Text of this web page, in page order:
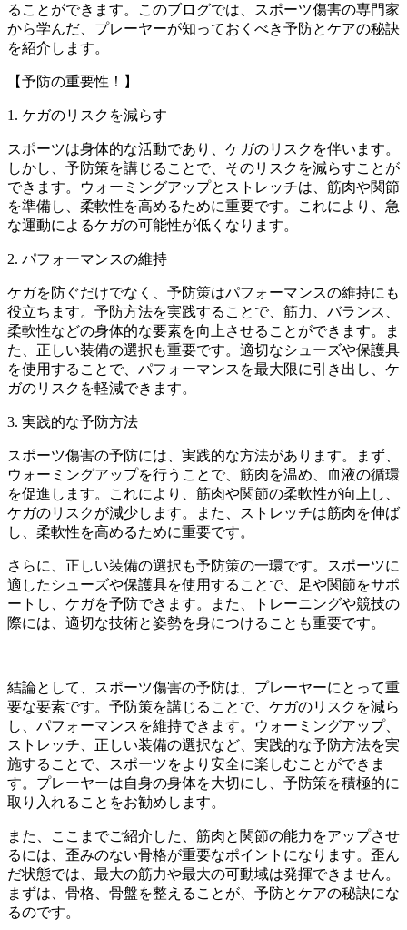
ることができます。このブログでは、スポーツ傷害の専門家
から学んだ、プレーヤーが知っておくべき予防とケアの秘訣
を紹介します。
【予防の重要性！】
1. ケガのリスクを減らす
スポーツは身体的な活動であり、ケガのリスクを伴います。
しかし、予防策を講じることで、そのリスクを減らすことが
できます。ウォーミングアップとストレッチは、筋肉や関節
を準備し、柔軟性を高めるために重要です。これにより、急
な運動によるケガの可能性が低くなります。
2. パフォーマンスの維持
ケガを防ぐだけでなく、予防策はパフォーマンスの維持にも
役立ちます。予防方法を実践することで、筋力、バランス、
柔軟性などの身体的な要素を向上させることができます。ま
た、正しい装備の選択も重要です。適切なシューズや保護具
を使用することで、パフォーマンスを最大限に引き出し、ケ
ガのリスクを軽減できます。
3. 実践的な予防方法
スポーツ傷害の予防には、実践的な方法があります。まず、
ウォーミングアップを行うことで、筋肉を温め、血液の循環
を促進します。これにより、筋肉や関節の柔軟性が向上し、
ケガのリスクが減少します。また、ストレッチは筋肉を伸ば
し、柔軟性を高めるために重要です。
さらに、正しい装備の選択も予防策の一環です。スポーツに
適したシューズや保護具を使用することで、足や関節をサポ
ートし、ケガを予防できます。また、トレーニングや競技の
際には、適切な技術と姿勢を身につけることも重要です。
結論として、スポーツ傷害の予防は、プレーヤーにとって重
要な要素です。予防策を講じることで、ケガのリスクを減ら
し、パフォーマンスを維持できます。ウォーミングアップ、
ストレッチ、正しい装備の選択など、実践的な予防方法を実
施することで、スポーツをより安全に楽しむことができま
す。プレーヤーは自身の身体を大切にし、予防策を積極的に
取り入れることをお勧めします。
また、ここまでご紹介した、筋肉と関節の能力をアップさせ
るには、歪みのない骨格が重要なポイントになります。歪ん
だ状態では、最大の筋力や最大の可動域は発揮できません。
まずは、骨格、骨盤を整えることが、予防とケアの秘訣にな
るのです。